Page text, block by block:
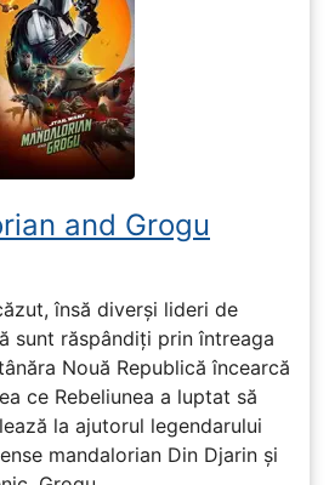
and Grogu
însă diverși lideri de
sunt răspândiți prin întreaga
Nouă Republică încearcă
ce Rebeliunea a luptat să
la ajutorul legendarului
mandalorian Din Djarin și